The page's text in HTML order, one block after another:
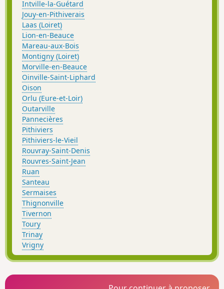
Intville-la-Guétard
Jouy-en-Pithiverais
Laas (Loiret)
Lion-en-Beauce
Mareau-aux-Bois
Montigny (Loiret)
Morville-en-Beauce
Oinville-Saint-Liphard
Oison
Orlu (Eure-et-Loir)
Outarville
Pannecières
Pithiviers
Pithiviers-le-Vieil
Rouvray-Saint-Denis
Rouvres-Saint-Jean
Ruan
Santeau
Sermaises
Thignonville
Tivernon
Toury
Trinay
Vrigny